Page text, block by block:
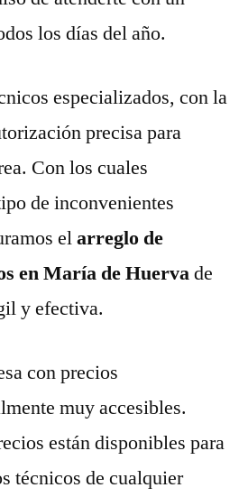
los días del año.
especializados, con la
precisa para
Con los cuales
de inconvenientes
elarreglo de
en María de Huervade
y efectiva.
con precios
muy accesibles.
están disponibles para
técnicos de cualquier